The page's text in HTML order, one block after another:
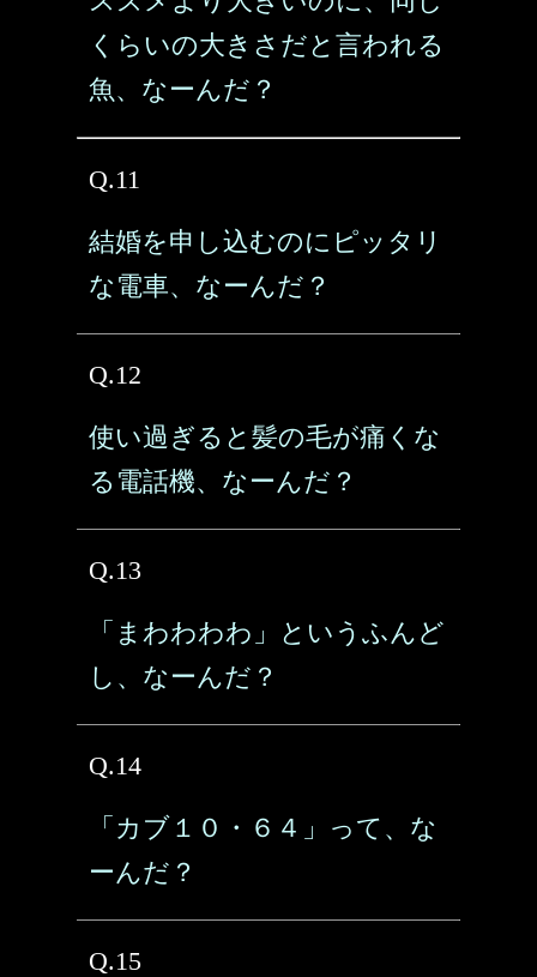
くらいの大きさだと言われる
魚、なーんだ？
Q.11
結婚を申し込むのにピッタリ
な電車、なーんだ？
Q.12
使い過ぎると髪の毛が痛くな
る電話機、なーんだ？
Q.13
「まわわわわ」というふんど
し、なーんだ？
Q.14
「カブ１０・６４」って、な
ーんだ？
Q.15